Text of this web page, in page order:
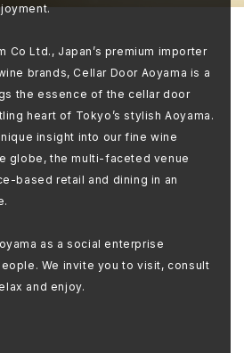
Co Ltd., Japan’s premium importer
brands, Cellar Door Aoyama is a
the essence of the cellar door
heart of Tokyo’s stylish Aoyama.
insight into our fine wine
globe, the multi-faceted venue
based retail and dining in an
as a social enterprise
We invite you to visit, consult
and enjoy.